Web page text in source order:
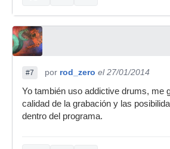
#7 por rod_zero el 27/01/2014
Yo también uso addictive drums, me
calidad de la grabación y las
dentro del programa.